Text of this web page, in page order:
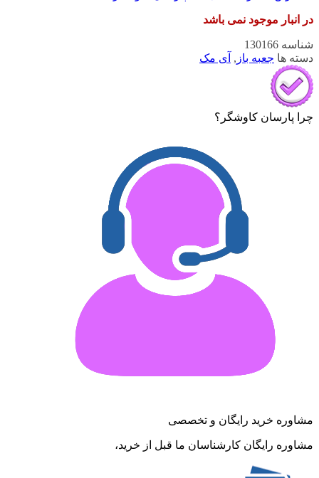
در انبار موجود نمی باشد
شناسه 130166
دسته ها جعبه باز , آی مک
چرا پارسان کاوشگر؟
مشاوره خرید رایگان و تخصصی
مشاوره رایگان کارشناسان ما قبل از خرید،